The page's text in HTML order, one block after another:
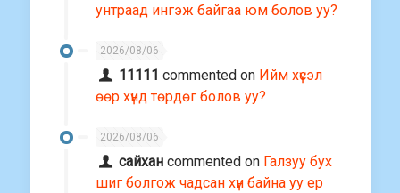
унтраад ингэж байгаа юм болов уу?
2026/08/06
11111 commented on Ийм хүсэл
өөр хүнд төрдөг болов уу?
2026/08/06
сайхан commented on Галзуу бух
шиг болгож чадсан хүн байна уу ер